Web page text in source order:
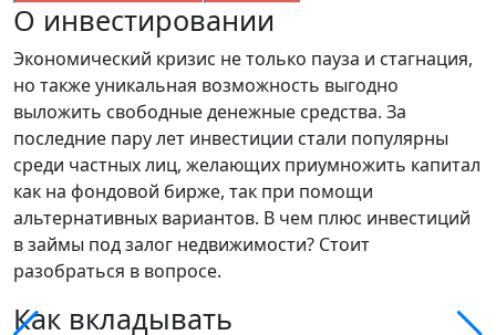
О инвестировании
Экономический кризис не только пауза и стагнация,
но также уникальная возможность выгодно
выложить свободные денежные средства. За
последние пару лет инвестиции стали популярны
среди частных лиц, желающих приумножить капитал
как на фондовой бирже, так при помощи
альтернативных вариантов. В чем плюс инвестиций
в займы под залог недвижимости? Стоит
разобраться в вопросе.
Как вкладывать